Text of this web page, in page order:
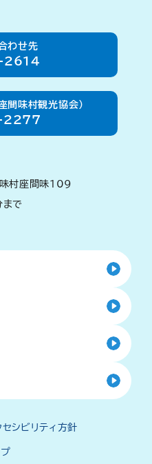
わせ先
間味村観光協会）
村座間味109
で
セシビリティ方針